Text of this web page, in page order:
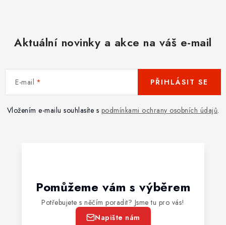
Aktuální novinky a akce na váš e-mail
E-mail
Vložením e-mailu souhlasíte s podmínkami ochrany osobních údajů.
PŘIHLÁSIT SE
Pomůžeme vám s výběrem
Potřebujete s něčím poradit? Jsme tu pro vás!
Napište nám